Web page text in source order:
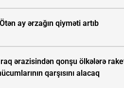
ay ərzağın qiyməti artıb
ərazisindən qonşu ölkələrə
qarşısını alacaq